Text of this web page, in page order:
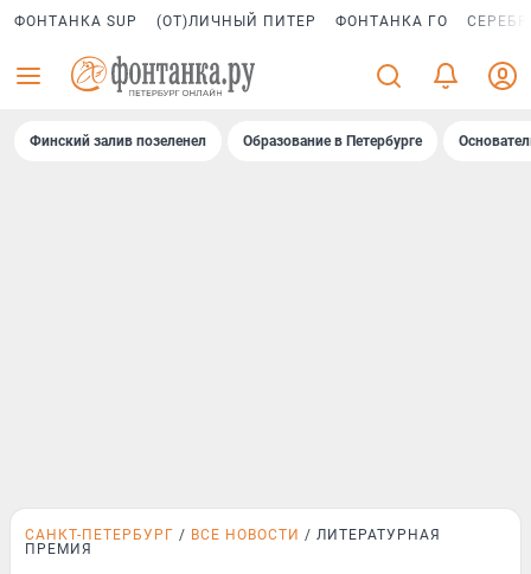
ФОНТАНКА SUP (ОТ)ЛИЧНЫЙ ПИТЕР ФОНТАНКА ГО
Финский залив позеленел Образование в Петербурге
САНКТ-ПЕТЕРБУРГ ВСЕ НОВОСТИ
ЛИТЕРАТУРНАЯ
ПРЕМИЯ